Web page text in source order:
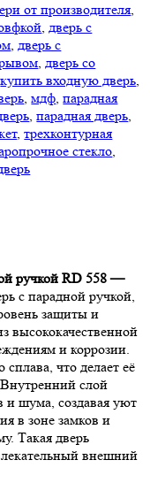
от производителя,
,дверь с
,дверь с
,дверь со
купить входную дверь,
,мдф,парадная
,парадная дверь,
,трехконтурная
стекло,
ручкой RD 558 —
с парадной ручкой,
защиты и
высококачественной
и коррозии.
что делает её
слой
и шума, создавая уют
в зоне замков и
Такая дверь
внешний